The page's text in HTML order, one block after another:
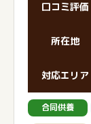
口コミ評価
所在地
対応エリア
合同供養